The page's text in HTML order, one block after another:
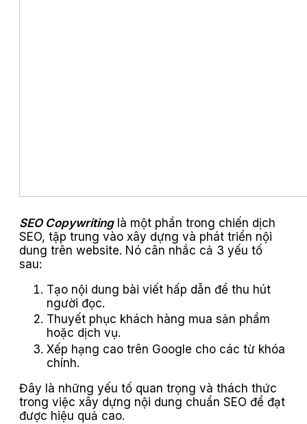
SEO Copywritinglà một phần trong chiến dịch
SEO, tập trung vào xây dựng và phát triển nội
dung trên website. Nó cân nhắc cả 3 yếu tố
sau:
Tạo nội dung bài viết hấp dẫn để thu hút
người đọc.
Thuyết phục khách hàng mua sản phẩm
hoặc dịch vụ.
Xếp hạng cao trên Google cho các từ khóa
chính.
Đây là những yếu tố quan trọng và thách thức
trong việc xây dựng nội dung chuẩn SEO để đạt
được hiệu quả cao.